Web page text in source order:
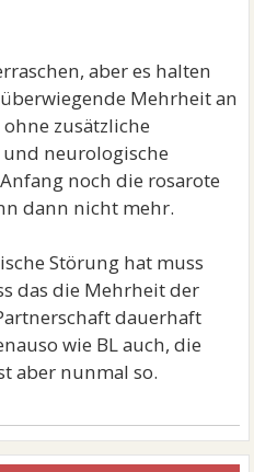
aber es halten
Mehrheit an
zusätzliche
neurologische
noch die rosarote
dann nicht mehr.
Störung hat muss
das die Mehrheit der
dauerhaft
wie BL auch, die
aber nunmal so.